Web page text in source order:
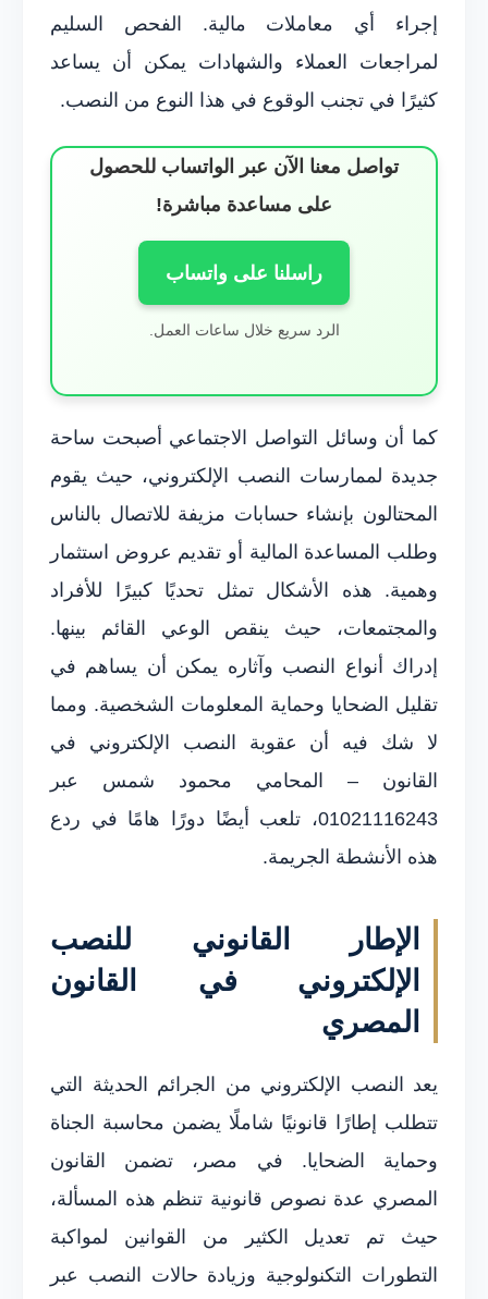
إجراء أي معاملات مالية. الفحص السليم
لمراجعات العملاء والشهادات يمكن أن يساعد
كثيرًا في تجنب الوقوع في هذا النوع من النصب.
تواصل معنا الآن عبر الواتساب للحصول
على مساعدة مباشرة!
راسلنا على واتساب
الرد سريع خلال ساعات العمل.
كما أن وسائل التواصل الاجتماعي أصبحت ساحة
جديدة لممارسات النصب الإلكتروني، حيث يقوم
المحتالون بإنشاء حسابات مزيفة للاتصال بالناس
وطلب المساعدة المالية أو تقديم عروض استثمار
وهمية. هذه الأشكال تمثل تحديًا كبيرًا للأفراد
والمجتمعات، حيث ينقص الوعي القائم بينها.
إدراك أنواع النصب وآثاره يمكن أن يساهم في
تقليل الضحايا وحماية المعلومات الشخصية. ومما
لا شك فيه أن عقوبة النصب الإلكتروني في
القانون – المحامي محمود شمس عبر
01021116243، تلعب أيضًا دورًا هامًا في ردع
هذه الأنشطة الجريمة.
الإطار القانوني للنصب
الإلكتروني في القانون
المصري
يعد النصب الإلكتروني من الجرائم الحديثة التي
تتطلب إطارًا قانونيًا شاملًا يضمن محاسبة الجناة
وحماية الضحايا. في مصر، تضمن القانون
المصري عدة نصوص قانونية تنظم هذه المسألة،
حيث تم تعديل الكثير من القوانين لمواكبة
التطورات التكنولوجية وزيادة حالات النصب عبر